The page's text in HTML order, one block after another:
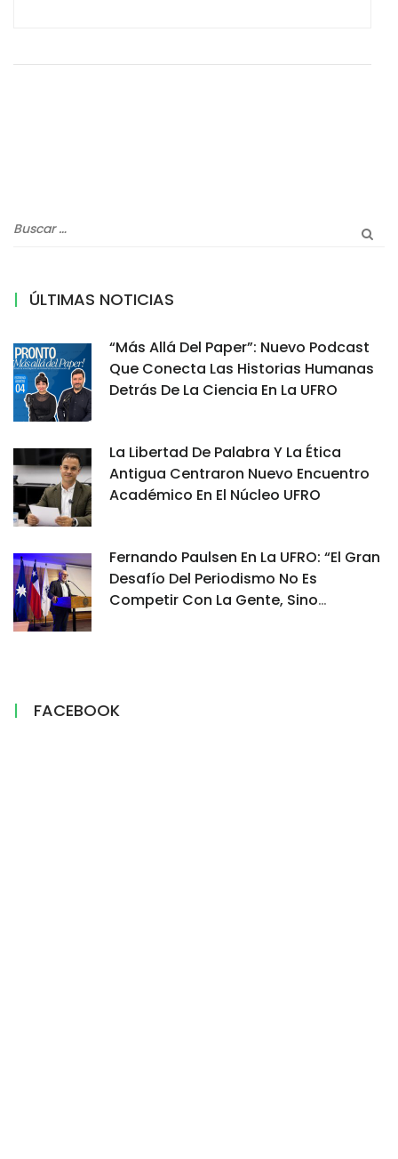
ÚLTIMAS NOTICIAS
“Más Allá Del Paper”: Nuevo Podcast
Que Conecta Las Historias Humanas
Detrás De La Ciencia En La UFRO
La Libertad De Palabra Y La Ética
Antigua Centraron Nuevo Encuentro
Académico En El Núcleo UFRO
Fernando Paulsen En La UFRO: “El Gran
Desafío Del Periodismo No Es
Competir Con La Gente, Sino
FACEBOOK